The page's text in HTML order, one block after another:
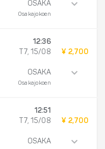
OSAKA
Osakajokoen
12:36
T7, 15/08
OSAKA
Osakajokoen
¥ 2,700
12:51
T7, 15/08
OSAKA
¥ 2,700